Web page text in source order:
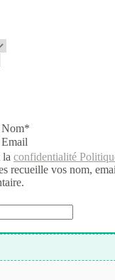
Nom*
Email
la confidentialité
recueille vos nom,